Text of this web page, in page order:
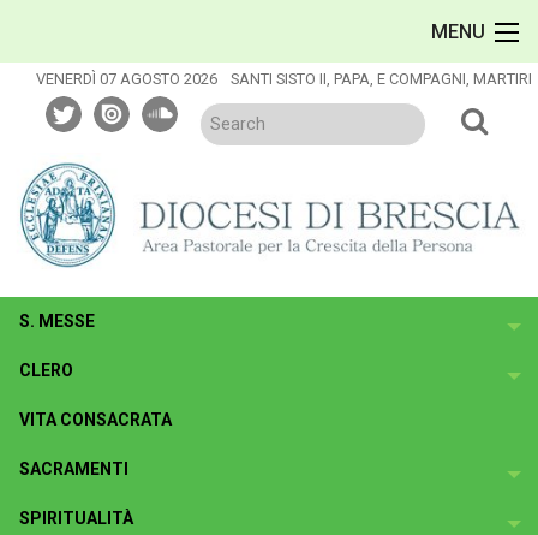
content
MENU
VENERDÌ 07 AGOSTO 2026 SANTI SISTO II, PAPA, E COMPAGNI, MARTIRI
twitterissuusoundcloud
S. MESSE
CLERO
VITA CONSACRATA
SACRAMENTI
SPIRITUALITÀ